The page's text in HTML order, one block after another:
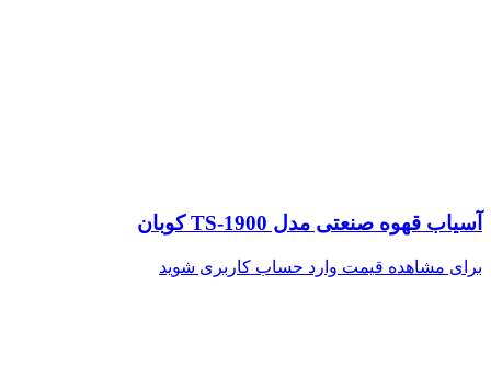
آسیاب قهوه صنعتی مدل TS-1900 کوبان
برای مشاهده قیمت وارد حساب کاربری شوید